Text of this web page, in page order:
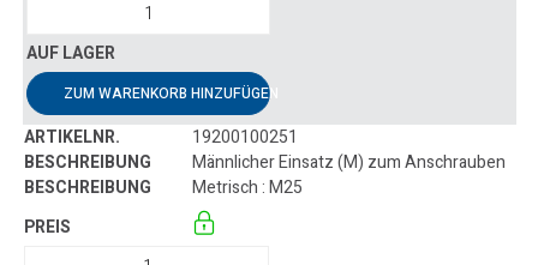
ZUM WARENKORB HINZUFÜGEN
19200100251
Männlicher Einsatz (M) zum Anschrauben
Metrisch : M25